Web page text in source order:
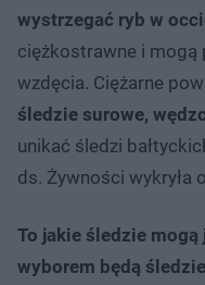
wystrzegać ryb w
ciężkostrawne i
wzdęcia. Ciężarne
śledzie surowe,
unikać śledzi
ds. Żywności wykryła
To jakie śledzie
wyborem będą